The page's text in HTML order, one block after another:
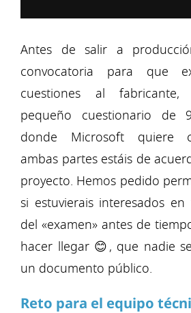
Antes de salir a
convocatoria para que
cuestiones al
pequeño cuestionario de
donde Microsoft quiere
ambas partes estáis de
proyecto. Hemos pedido
si estuvierais interesados
del «examen» antes de
hacer llegar 😊, que nadie
un documento público.
Reto para el equipo